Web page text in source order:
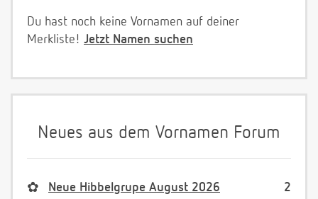
Du hast noch keine Vornamen auf deiner
Merkliste! Jetzt Namen suchen
Neues aus dem Vornamen Forum
2
✿ Neue Hibbelgrupe August 2026